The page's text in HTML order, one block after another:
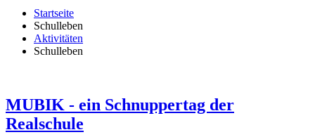
Startseite
Schulleben
Aktivitäten
Schulleben
MUBIK - ein Schnuppertag der
Realschule